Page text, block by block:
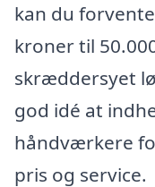
kan du
kroner til
skræddersyet
god idé at
håndværkere
pris og service.